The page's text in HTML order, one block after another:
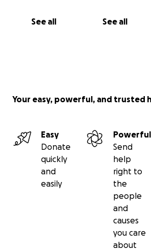
See all See all
Your easy, powerful, and trusted
Easy
Donate
quickly
and
easily
Powerful
Send
help
right to
the
people
and
causes
you care
about